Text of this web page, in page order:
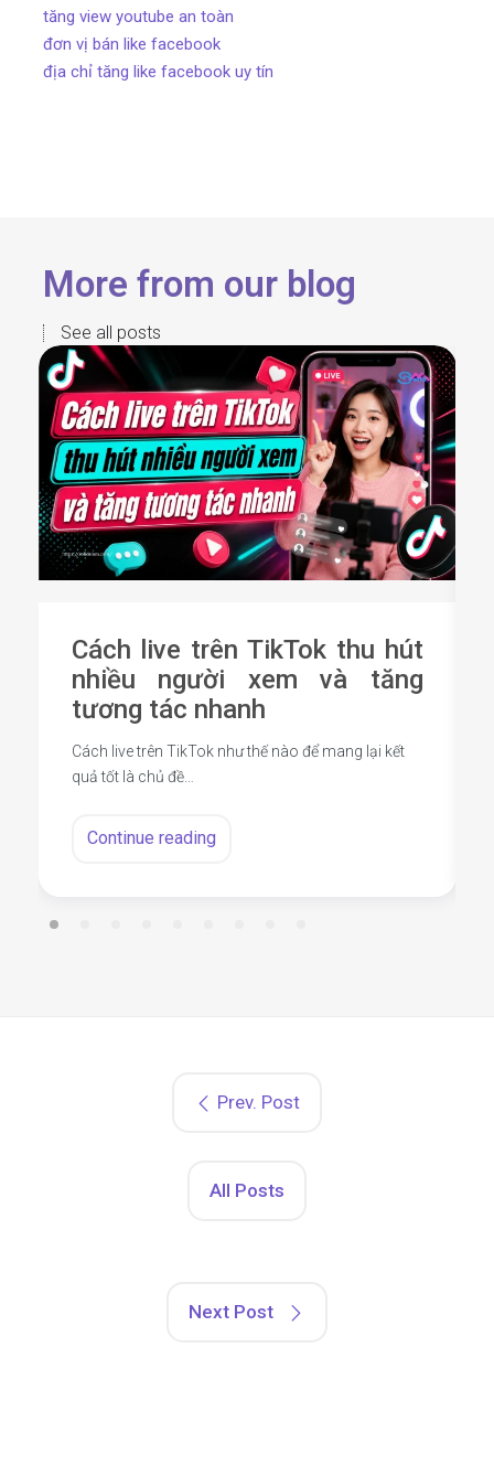
tăng view youtube an toàn
đơn vị bán like facebook
địa chỉ tăng like facebook uy tín
More from our blog
See all posts
Cách live trên TikTok thu hút
nhiều người xem và tăng
tương tác nhanh
Cách live trên TikTok như thế nào để mang lại kết
quả tốt là chủ đề…
Continue reading
Prev. Post
All Posts
Next Post